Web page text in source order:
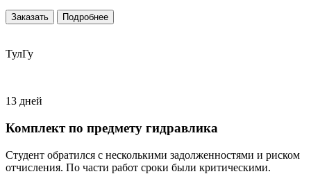
Заказать Подробнее
ТулГу
13 дней
Комплект по предмету гидравлика
Студент обратился с несколькими задолженностями и риском
отчисления. По части работ сроки были критическими.